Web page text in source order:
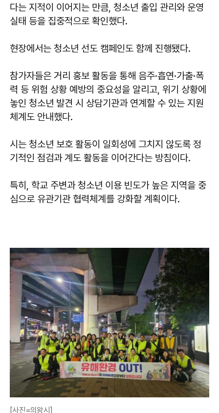
다는 지적이 이어지는 만큼, 청소년 출입 관리와 운영
실태 등을 집중적으로 확인했다.
현장에서는 청소년 선도 캠페인도 함께 진행됐다.
참가자들은 거리 홍보 활동을 통해 음주·흡연·가출·폭
력 등 위험 상황 예방의 중요성을 알리고, 위기 상황에
놓인 청소년 발견 시 상담기관과 연계할 수 있는 지원
체계도 안내했다.
시는 청소년 보호 활동이 일회성에 그치지 않도록 정
기적인 점검과 계도 활동을 이어간다는 방침이다.
특히, 학교 주변과 청소년 이용 빈도가 높은 지역을 중
심으로 유관기관 협력체계를 강화할 계획이다.
[사진=의왕시]